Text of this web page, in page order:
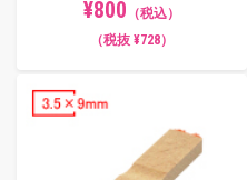
印面サイズ：
3×12.5mm
画像の青枠は外寸サイズで
みレイアウトもご用意してい
¥800 （税込）
（税抜 ¥728）